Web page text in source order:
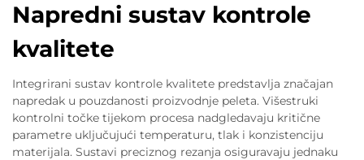
Napredni sustav kontrole
kvalitete
Integrirani sustav kontrole kvalitete predstavlja značajan
napredak u pouzdanosti proizvodnje peleta. Višestruki
kontrolni točke tijekom procesa nadgledavaju kritične
parametre uključujući temperaturu, tlak i konzistenciju
materijala. Sustavi preciznog rezanja osiguravaju jednaku